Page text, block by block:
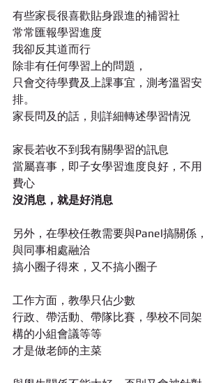
有些家長很喜歡貼身跟進的補習社
常常匯報學習進度
我卻反其道而行
除非有任何學習上的問題，
只會交待學費及上課事宜，測考溫習安
排。
家長問及的話，則詳細轉述學習情況
家長若收不到我有關學習的訊息
當屬喜事，即子女學習進度良好，不用
費心
沒消息，就是好消息
另外，在學校任教需要與Panel搞關係，
與同事相處融洽
搞小圈子得來，又不搞小圈子
工作方面，教學只佔少數
行政、帶活動、帶隊比賽，學校不同架
構的小組會議等等
才是做老師的主菜